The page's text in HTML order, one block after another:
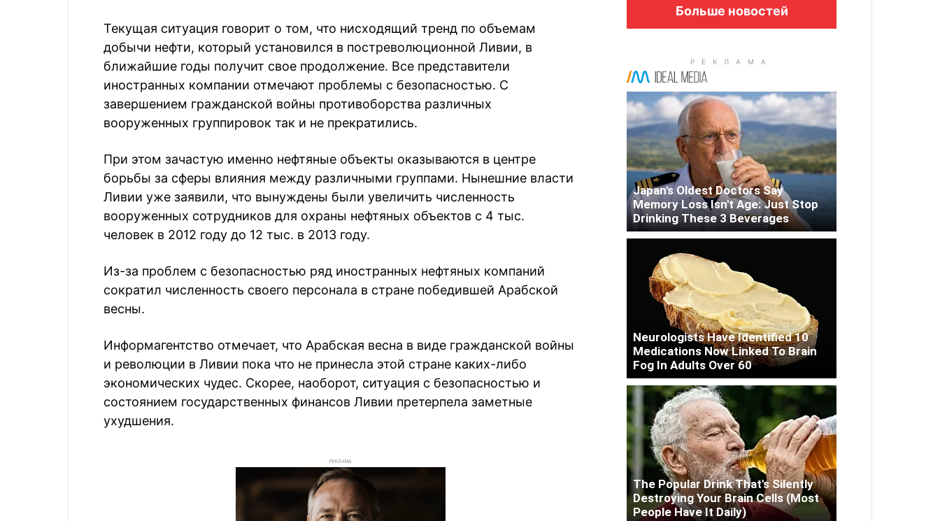
Текущая ситуация говорит о том, что нисходящий тренд по объемам
добычи нефти, который установился в постреволюционной Ливии, в
ближайшие годы получит свое продолжение. Все представители
иностранных компании отмечают проблемы с безопасностью. С
завершением гражданской войны противоборства различных
вооруженных группировок так и не прекратились.
При этом зачастую именно нефтяные объекты оказываются в центре
борьбы за сферы влияния между различными группами. Нынешние власти
Ливии уже заявили, что вынуждены были увеличить численность
вооруженных сотрудников для охраны нефтяных объектов с 4 тыс.
человек в 2012 году до 12 тыс. в 2013 году.
Из-за проблем с безопасностью ряд иностранных нефтяных компаний
сократил численность своего персонала в стране победившей Арабской
весны.
Информагентство отмечает, что Арабская весна в виде гражданской войны
и революции в Ливии пока что не принесла этой стране каких-либо
экономических чудес. Скорее, наоборот, ситуация с безопасностью и
состоянием государственных финансов Ливии претерпела заметные
ухудшения.
РЕКЛАМА
Больше новостей